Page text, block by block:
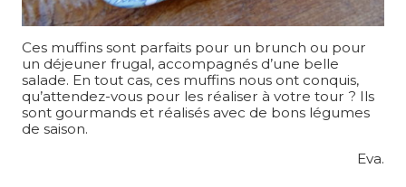
Ces muffins sont parfaits pour un brunch ou pour
un déjeuner frugal, accompagnés d’une belle
salade. En tout cas, ces muffins nous ont conquis,
qu’attendez-vous pour les réaliser à votre tour ? Ils
sont gourmands et réalisés avec de bons légumes
de saison.
Eva.